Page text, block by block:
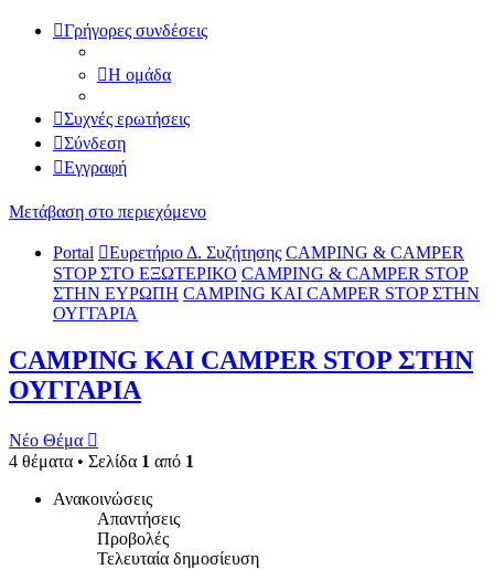
Γρήγορες συνδέσεις
Η ομάδα
Συχνές ερωτήσεις
Σύνδεση
Εγγραφή
Μετάβαση στο περιεχόμενο
Portal Ευρετήριο Δ. Συζήτησης CAMPING & CAMPER
STOP ΣΤΟ ΕΞΩΤΕΡΙΚΟ CAMPING & CAMPER STOP
ΣΤΗΝ ΕΥΡΩΠΗ CAMPING KAI CAMPER STOP ΣΤΗΝ
ΟΥΓΓΑΡΙΑ
CAMPING KAI CAMPER STOP ΣΤΗΝ
ΟΥΓΓΑΡΙΑ
Νέο Θέμα
4 θέματα • Σελίδα 1 από 1
Ανακοινώσεις
Απαντήσεις
Προβολές
Τελευταία δημοσίευση